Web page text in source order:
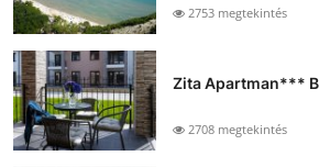
2753 megtekintés
Zita Apartman***
2708 megtekintés